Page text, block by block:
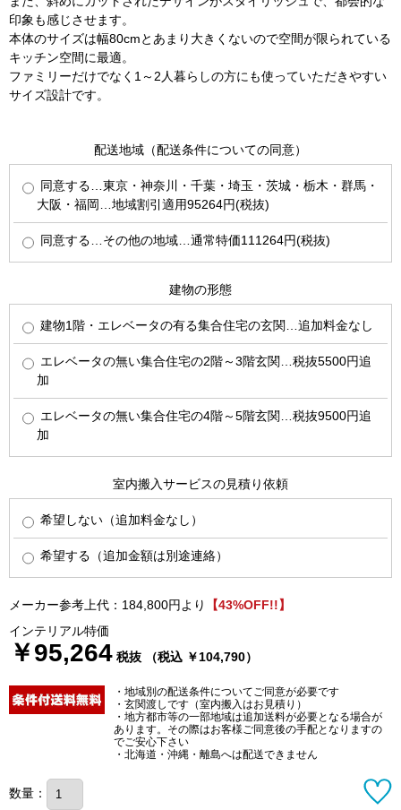
印象も感じさせます。
本体のサイズは幅80cmとあまり大きくないので空間が限られている
キッチン空間に最適。
ファミリーだけでなく1～2人暮らしの方にも使っていただきやすい
サイズ設計です。
配送地域（配送条件についての同意）
同意する…東京・神奈川・千葉・埼玉・茨城・栃木・群馬・
大阪・福岡…地域割引適用95264円(税抜)
同意する…その他の地域…通常特価111264円(税抜)
建物の形態
建物1階・エレベータの有る集合住宅の玄関…追加料金なし
エレベータの無い集合住宅の2階～3階玄関…税抜5500円追
加
エレベータの無い集合住宅の4階～5階玄関…税抜9500円追
加
室内搬入サービスの見積り依頼
希望しない（追加料金なし）
希望する（追加金額は別途連絡）
メーカー参考上代：184,800円より
【43%OFF!!】
インテリアル特価
￥95,264 税抜 （税込 ￥104,790）
・地域別の配送条件についてご同意が必要です
・玄関渡しです（室内搬入はお見積り）
・地方都市等の一部地域は追加送料が必要となる場合が
あります。その際はお客様ご同意後の手配となりますの
でご安心下さい
・北海道・沖縄・離島へは配送できません
数量：